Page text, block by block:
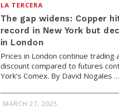
LA TERCERA
The gap widens: Copper
record in New York but
in London
Prices in London continue trading
discount compared to futures
York’s Comex. By David Nogales …
MARCH 27, 2025